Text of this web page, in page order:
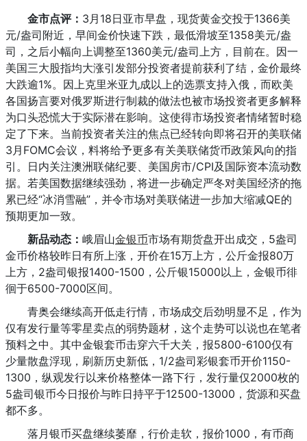
金市点评： 3月18日亚市早盘，现货黄金交投于1366美
元/盎司附近，早间金价快速下跌，最低滑坡至1358美元/盎
司，之后小幅向上调整至1360美元/盎司上方，目前在。因一
美国三大股指均大涨引发部分投资者提前获利了结，金价最终
大跌逾1%。因上克里米亚九成以上的选票支持入俄，而欧美
各国扬言要对俄罗斯进行制裁的做法也被市场投资者更多解释
为口头恐慌大于实际潜在影响。这使得市场投资者情绪暂时稳
定了下来。当前投资者关注的焦点已经转向即将召开的美联储
3月FOMC会议，料将给予更多有关美联储货币政策风向的指
引。日内关注澳洲联储纪要、美国房市/CPI及国际资本流动数
据。若美国数据继续强劲，将进一步确定严冬对美国经济的拖
累已经“冰消雪融”，并令市场对美联储进一步加大缩减QE的
预期更加一致。
新品动态： 峨眉山金银币市场有期货盘开出成交，5盎司
金币价格较昨日有所上涨，开价在15万上方，公斤金报80万
上方，2盎司银报1400-1500，公斤银15000以上，金银币徘
徊于6500-7000区间。
青奥会继续高开低走行情，市场成交后劲明显不足，作为
仅有发行量等零星卖点的弱势题材，这个走势可以说也在笔者
预料之中。其中金银套币击穿六千大关，报5800-6100仅有
少量散盘浮现，刷新历史新低，1/2盎司彩银套币开价1150-
1300，纵观发行以来价格整体一路下行，发行量仅2000枚的
5盎司银币今日报价与昨日持平于12500-13000，货源和买盘
都不多。
落月银币买盘继续萎靡，行价走软，报价1000，有币商